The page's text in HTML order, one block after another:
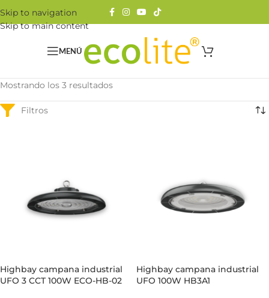
Skip to navigation
Skip to main content
MENÚ
Mostrando los 3 resultados
Highbay campana industrial
UFO 3 CCT 100W ECO-HB-02
Highbay campana industrial
UFO 100W HB3A1